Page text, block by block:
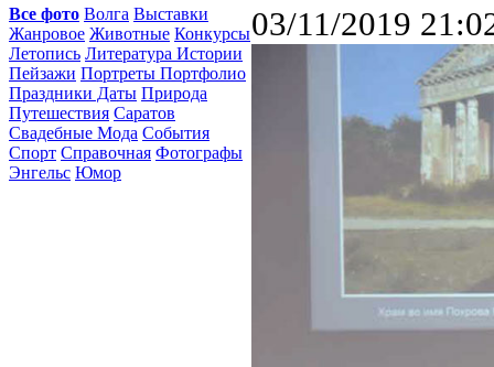
Все фото Волга Выставки
Жанровое Животные Конкурсы
Летопись Литература Истории
Пейзажи Портреты Портфолио
Праздники Даты Природа
Путешествия Саратов
Свадебные Мода События
Спорт Справочная Фотографы
Энгельс Юмор
03/11/2019